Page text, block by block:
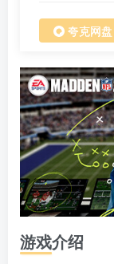
夸克网盘
游戏介绍